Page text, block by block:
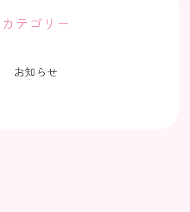
カテゴリー
お知らせ